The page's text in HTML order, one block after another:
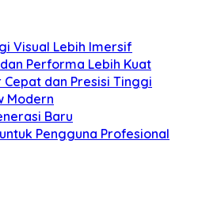
Visual Lebih Imersif
Performa Lebih Kuat
dan Presisi Tinggi
Modern
Baru
Pengguna Profesional